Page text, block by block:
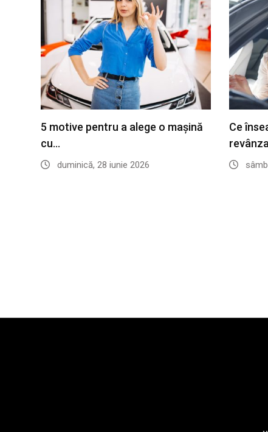
5 motive pentru a alege o mașină
cu…
duminică, 28 iunie 2026
Ce